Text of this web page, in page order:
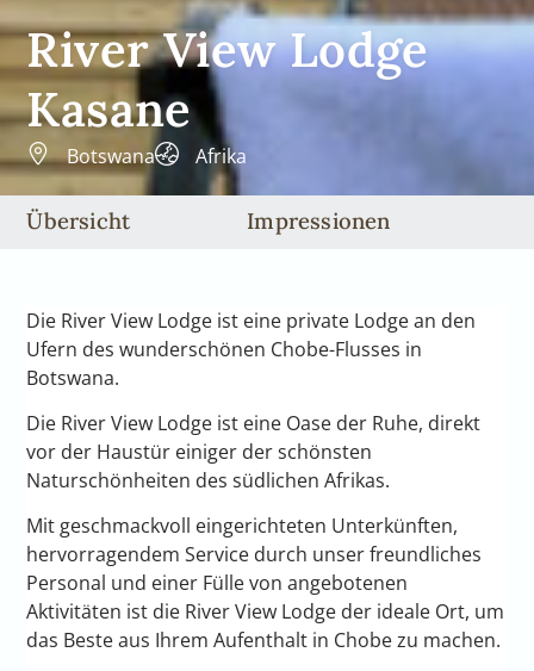
River View Lodge
Kasane
Botswana Afrika
Übersicht Impressionen
Die River View Lodge ist eine private Lodge an den
Ufern des wunderschönen Chobe-Flusses in
Botswana.
Die River View Lodge ist eine Oase der Ruhe, direkt
vor der Haustür einiger der schönsten
Naturschönheiten des südlichen Afrikas.
Mit geschmackvoll eingerichteten Unterkünften,
hervorragendem Service durch unser freundliches
Personal und einer Fülle von angebotenen
Aktivitäten ist die River View Lodge der ideale Ort, um
das Beste aus Ihrem Aufenthalt in Chobe zu machen.